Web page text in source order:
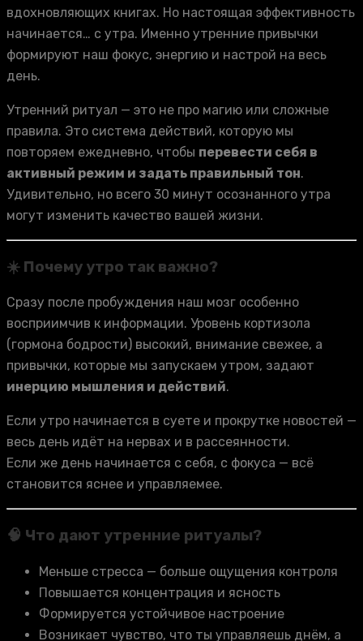
вдохновляющих книгах. Но настоящая эффективность
начинается… с утра. Именно утренние привычки
формируют наш фокус, энергию и настрой на весь
день.
Утренний ритуал — это не про магию или сложные
правила. Это система действий, которую мы
повторяем ежедневно, чтобы перевести себя в
активный режим и задать правильный тон.
Удивительно, но всего 30 минут осознанного утра
могут изменить качество вашей жизни.
☀️ Почему утро так важно?
Сразу после пробуждения наш мозг особенно
восприимчив к информации. Уровень кортизола
(гормона бодрости) высокий, внимание свежее, а
привычки, которые мы запускаем утром, задают
инерцию мышления и действий.
Если утро начинается в суете и прокрутке новостей —
весь день идёт на нервах и в рассеянности.
Если же день начинается с себя, с фокуса — всё
становится яснее и управляемее.
🧠 Что дают утренние ритуалы?
Меньше стресса — больше ощущения контроля
Повышается концентрация и ясность
Формируется устойчивое настроение
Возникает чувство, что ты управляешь днём, а